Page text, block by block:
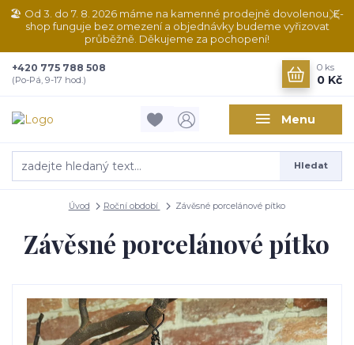
🏖️ Od 3. do 7. 8. 2026 máme na kamenné prodejně dovolenou. E-
shop funguje bez omezení a objednávky budeme vyřizovat
průběžně. Děkujeme za pochopení!
Menu
Hledat
+420 775 788 508
(Po-Pá, 9-17 hod.)
0 ks
0 Kč
Úvod Roční období Závěsné porcelánové pítko
Závěsné porcelánové pítko